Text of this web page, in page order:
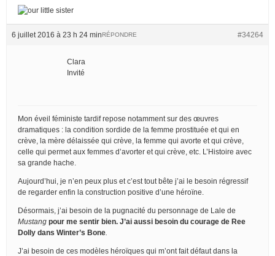
6 juillet 2016 à 23 h 24 min #34264
RÉPONDRE
Clara
Invité
Mon éveil féministe tardif repose notamment sur des œuvres
dramatiques : la condition sordide de la femme prostituée et qui en
crève, la mère délaissée qui crève, la femme qui avorte et qui crève,
celle qui permet aux femmes d’avorter et qui crève, etc. L’Histoire avec
sa grande hache.
Aujourd’hui, je n’en peux plus et c’est tout bête j’ai le besoin régressif
de regarder enfin la construction positive d’une héroïne.
Désormais, j’ai besoin de la pugnacité du personnage de Lale de
Mustang pour me sentir bien. J’ai aussi besoin du courage de Ree
Dolly dans Winter’s Bone
J’ai besoin de ces modèles héroïques qui m’ont fait défaut dans la